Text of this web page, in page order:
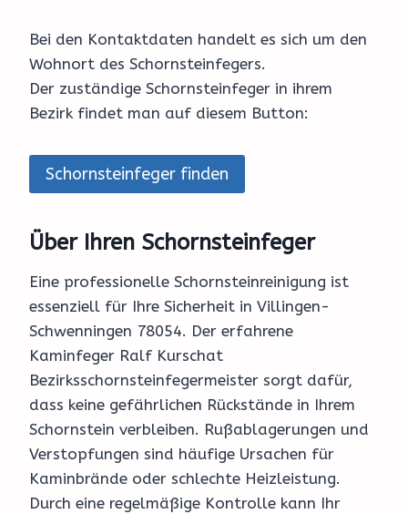
Bei den Kontaktdaten handelt es sich um den
Wohnort des Schornsteinfegers.
Der zuständige Schornsteinfeger in ihrem
Bezirk findet man auf diesem Button:
Schornsteinfeger finden
Über Ihren Schornsteinfeger
Eine professionelle Schornsteinreinigung ist
essenziell für Ihre Sicherheit in Villingen-
Schwenningen 78054. Der erfahrene
Kaminfeger Ralf Kurschat
Bezirksschornsteinfegermeister sorgt dafür,
dass keine gefährlichen Rückstände in Ihrem
Schornstein verbleiben. Rußablagerungen und
Verstopfungen sind häufige Ursachen für
Kaminbrände oder schlechte Heizleistung.
Durch eine regelmäßige Kontrolle kann Ihr